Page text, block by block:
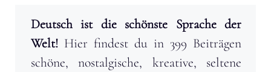
Deutsch ist die schönste Sprache der
Welt! Hier findest du in 399 Beiträgen
schöne, nostalgische, kreative, seltene